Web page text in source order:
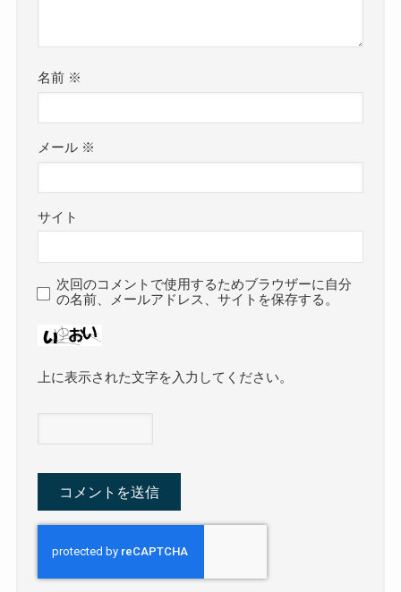
名前 ※
メール ※
サイト
次回のコメントで使用するためブラウザーに自分
の名前、メールアドレス、サイトを保存する。
上に表示された文字を入力してください。